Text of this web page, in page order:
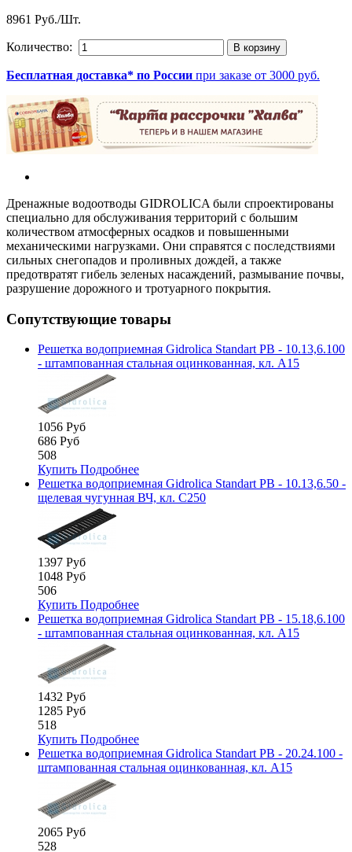
8961 Руб./Шт.
Количество:
Бесплатная доставка* по России при заказе от 3000 руб.
Дренажные водоотводы GIDROLICA были спроектированы
специально для обслуживания территорий с большим
количеством атмосферных осадков и повышенными
механическими нагрузками. Они справятся с последствиями
сильных снегопадов и проливных дождей, а также
предотвратят гибель зеленых насаждений, размывание почвы,
разрушение дорожного и тротуарного покрытия.
Сопутствующие товары
Решетка водоприемная Gidrolica Standart РВ - 10.13,6.100
- штампованная стальная оцинкованная, кл. А15
1056 Руб
686 Руб
508
Купить Подробнее
Решетка водоприемная Gidrolica Standart РВ - 10.13,6.50 -
щелевая чугунная ВЧ, кл. С250
1397 Руб
1048 Руб
506
Купить Подробнее
Решетка водоприемная Gidrolica Standart РВ - 15.18,6.100
- штампованная стальная оцинкованная, кл. А15
1432 Руб
1285 Руб
518
Купить Подробнее
Решетка водоприемная Gidrolica Standart РВ - 20.24.100 -
штампованная стальная оцинкованная, кл. А15
2065 Руб
528